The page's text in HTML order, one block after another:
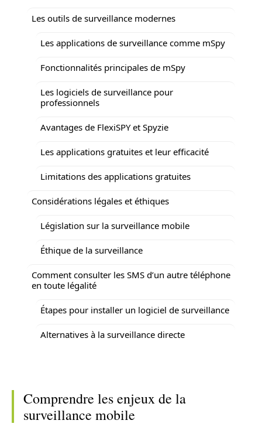
Les outils de surveillance modernes
Les applications de surveillance comme mSpy
Fonctionnalités principales de mSpy
Les logiciels de surveillance pour
professionnels
Avantages de FlexiSPY et Spyzie
Les applications gratuites et leur efficacité
Limitations des applications gratuites
Considérations légales et éthiques
Législation sur la surveillance mobile
Éthique de la surveillance
Comment consulter les SMS d’un autre téléphone
en toute légalité
Étapes pour installer un logiciel de surveillance
Alternatives à la surveillance directe
Comprendre les enjeux de la
surveillance mobile